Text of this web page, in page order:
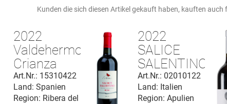
Kunden die sich diesen Artikel gekauft haben, kauften auch
2022
Valdehermoso
Crianza
Ribera del
Duero DO
Art.Nr.: 15310422
Land: Spanien
Region: Ribera del
2022
SALICE
SALENTINO
D.O.P.
Art.Nr.: 02010122
Region: Apulien
Land: Italien